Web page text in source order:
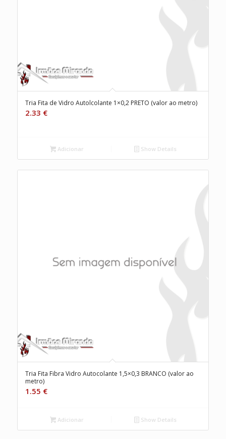
Tria Fita de Vidro Autolcolante 1×0,2 PRETO (valor ao metro)
2.33 €
Adicionar Show Details
Tria Fita Fibra Vidro Autocolante 1,5×0,3 BRANCO (valor ao
metro)
1.55 €
Adicionar Show Details